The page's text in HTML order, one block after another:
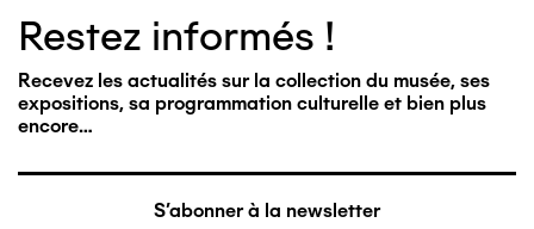
Restez informés !
Recevez les actualités sur la collection du musée, ses
expositions, sa programmation culturelle et bien plus
encore…
S'abonner à la newsletter